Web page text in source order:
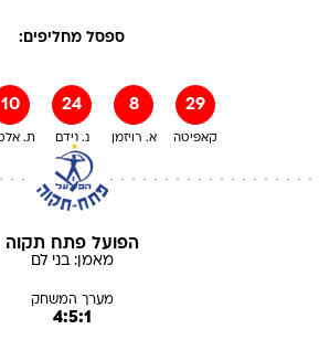
ספסל מחליפים:
10
ת.
24
נ. נידם
8
א. רויזמן
29
קאפיטה
הפועל פתח תקוה
מאמן:בני לם
מערך המשחק
4:5:1